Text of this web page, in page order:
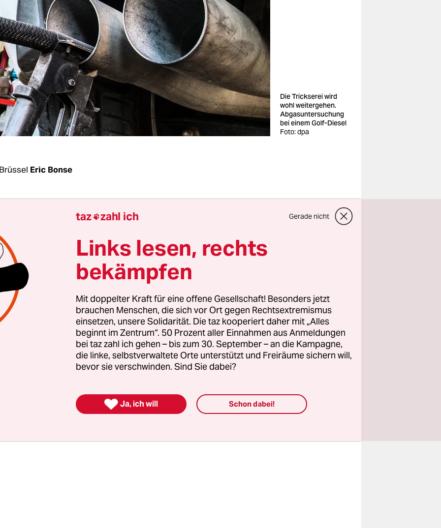
Die Trickserei wird
wohl weitergehen.
Abgasuntersuchung
bei einem Golf-Diesel
Foto: dpa
Eric Bonse
der spannendsten Abstimmungen der letzten Monate.
nachdem Volkswagen ein neues Ultimatum der
Union zum „Dieselgate“ verstreichen ließ, stimmt das
Mittwoch über neue Abgastests für Dieselfahrzeuge
Blick geht es dabei „nur“ um neue Testverfahren und
– die auf dem Papier sogar ganz gut aussehen. So will die
1. September 2017 Schluss mit den Labortests machen, die
VW erst möglich machten. Stattdessen sind
unter realen Fahrbedingungen für alle neuen
und zwei Jahre später auch für alle neu zugelassenen
taz zahl ich Gerade nicht
Links lesen, rechts
bekämpfen
Mit doppelter Kraft für eine offene Gesellschaft! Besonders jetzt
brauchen Menschen, die sich vor Ort gegen Rechtsextremismus
einsetzen, unsere Solidarität. Die taz kooperiert daher mit „Alles
beginnt im Zentrum“. 50 Prozent aller Einnahmen aus Anmeldungen
bei taz zahl ich gehen – bis zum 30. September – an die Kampagne,
die linke, selbstverwaltete Orte unterstützt und Freiräume sichern will,
bevor sie verschwinden. Sind Sie dabei?
 Ja, ich will Schon dabei!